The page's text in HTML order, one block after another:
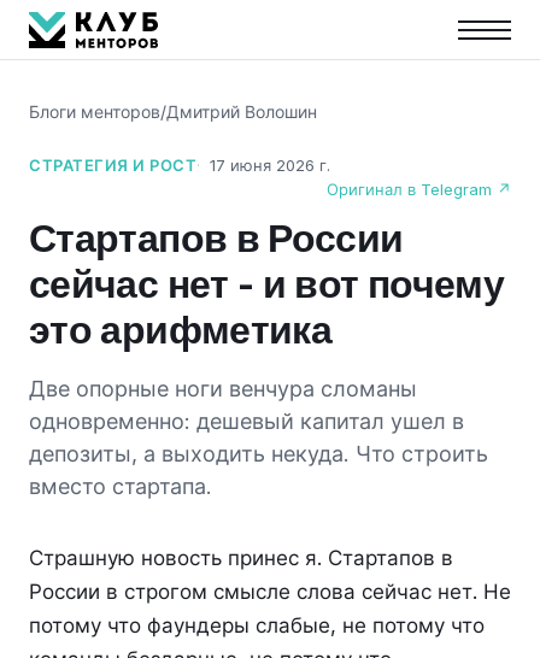
Блоги менторов/Дмитрий Волошин
СТРАТЕГИЯ И РОСТ
17 июня 2026 г.
Оригинал в Telegram ↗
Стартапов в России
сейчас нет - и вот почему
это арифметика
Две опорные ноги венчура сломаны
одновременно: дешевый капитал ушел в
депозиты, а выходить некуда. Что строить
вместо стартапа.
Страшную новость принес я. Стартапов в
России в строгом смысле слова сейчас нет. Не
потому что фаундеры слабые, не потому что